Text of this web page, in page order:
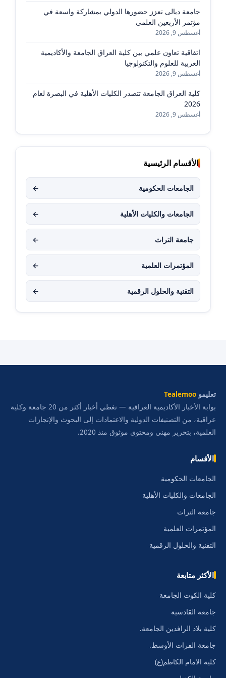
جامعة ديالى تعزز حضورها الدولي بمشاركة واسعة في
مؤتمر الأربعين العلمي
أغسطس 9, 2026
اتفاقية تعاون علمي بين كلية العراق الجامعة والأكاديمية
العربية للعلوم والتكنولوجيا
أغسطس 9, 2026
كلية العراق الجامعة تتصدر الكليات الأهلية في البصرة لعام
2026
أغسطس 9, 2026
الأقسام الرئيسية
الجامعات الحكومية ←
الجامعات والكليات الأهلية ←
جامعة التراث ←
المؤتمرات العلمية ←
التقنية والحلول الرقمية ←
تعليمو Tealemoo
بوابة الأخبار الأكاديمية العراقية — نغطي أخبار أكثر من 20 جامعة وكلية
عراقية، من التصنيفات الدولية والاعتمادات إلى البحوث والإنجازات
العلمية، بتحرير مهني ومحتوى موثوق منذ 2020.
الأقسام
الجامعات الحكومية
الجامعات والكليات الأهلية
جامعة التراث
المؤتمرات العلمية
التقنية والحلول الرقمية
الأكثر متابعة
كلية الكوت الجامعة
جامعة القادسية
كلية بلاد الرافدين الجامعة.
جامعة الفرات الأوسط.
كلية الامام الكاظم(ع)